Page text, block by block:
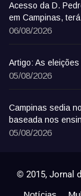
Acesso da D.
em Campinas,
06/08/2026
Artigo: As
05/08/2026
Campinas sedia
baseada nos
05/08/2026
© 2015, Jornal